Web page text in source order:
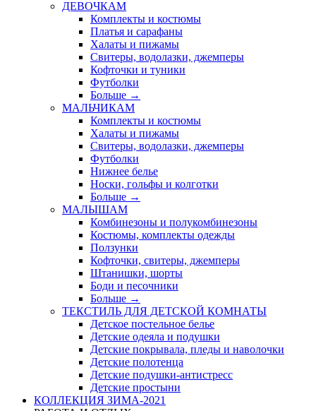
ДЕВОЧКАМ
Комплекты и костюмы
Платья и сарафаны
Халаты и пижамы
Свитеры, водолазки, джемперы
Кофточки и туники
Футболки
Больше →
МАЛЬЧИКАМ
Комплекты и костюмы
Халаты и пижамы
Свитеры, водолазки, джемперы
Футболки
Нижнее белье
Носки, гольфы и колготки
Больше →
МАЛЫШАМ
Комбинезоны и полукомбинезоны
Костюмы, комплекты одежды
Ползунки
Кофточки, свитеры, джемперы
Штанишки, шорты
Боди и песочники
Больше →
ТЕКСТИЛЬ ДЛЯ ДЕТСКОЙ КОМНАТЫ
Детское постельное белье
Детские одеяла и подушки
Детские покрывала, пледы и наволочки
Детские полотенца
Детские подушки-антистресс
Детские простыни
КОЛЛЕКЦИЯ ЗИМА-2021